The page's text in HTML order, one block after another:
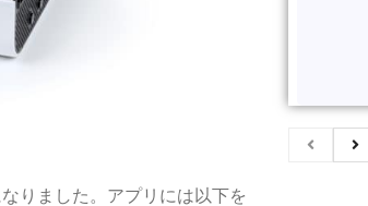
りました。アプリには以下を